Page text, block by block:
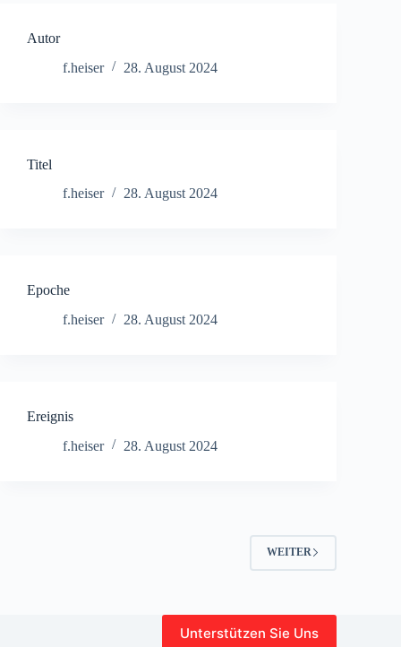
Autor
f.heiser
28. August 2024
Titel
f.heiser
28. August 2024
Epoche
f.heiser
28. August 2024
Ereignis
f.heiser
28. August 2024
WEITER
Unterstützen Sie Uns